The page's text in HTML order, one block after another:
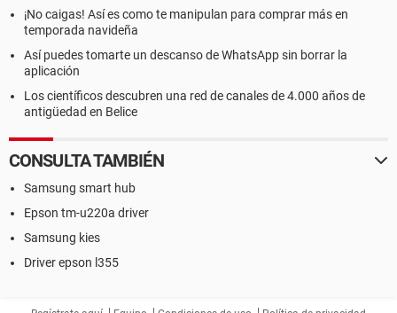
¡No caigas! Así es como te manipulan para comprar más en
temporada navideña
Así puedes tomarte un descanso de WhatsApp sin borrar la
aplicación
Los científicos descubren una red de canales de 4.000 años de
antigüedad en Belice
CONSULTA TAMBIÉN
Samsung smart hub
Epson tm-u220a driver
Samsung kies
Driver epson l355